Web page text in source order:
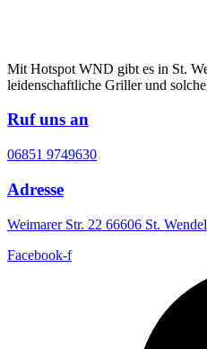
Mit Hotspot WND gibt es in St.
leidenschaftliche Griller und
Ruf uns an
06851 9749630
Adresse
Weimarer Str. 22 66606 St. Wendel
Facebook-f